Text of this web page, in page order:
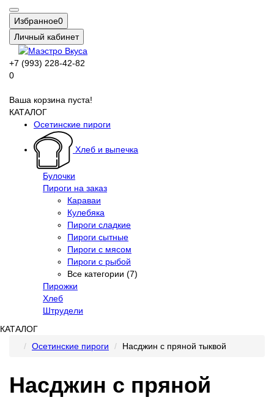
Избранное0
Личный кабинет
+7 (993) 228-42-82
0
Ваша корзина пуста!
КАТАЛОГ
Осетинские пироги
Хлеб и выпечка
Булочки
Пироги на заказ
Караваи
Кулебяка
Пироги сладкие
Пироги сытные
Пироги с мясом
Пироги с рыбой
Все категории (7)
Пирожки
Хлеб
Штрудели
КАТАЛОГ
Осетинские пироги
Насджин с пряной тыквой
Насджин с пряной